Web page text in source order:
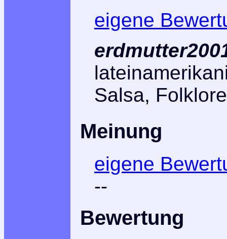
eigene
Salsa,
Meinung
eigene
--
Bewertung